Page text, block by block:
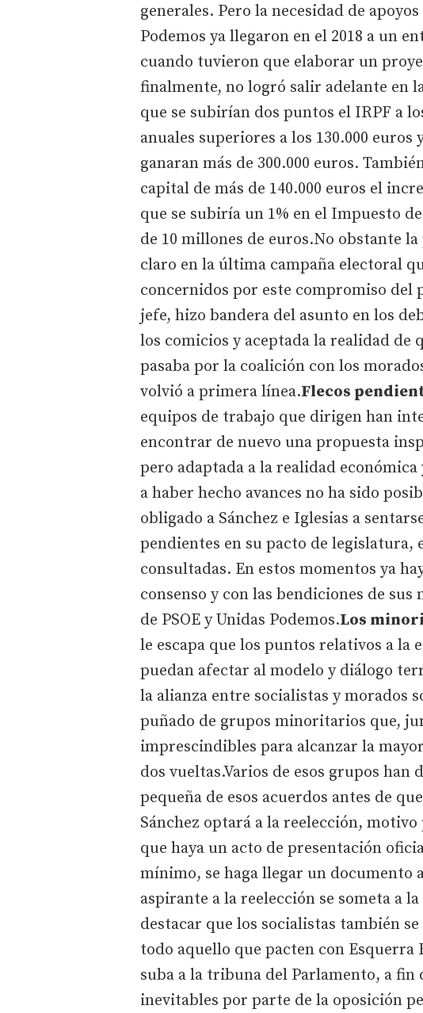
generales. Pero la necesidad de
Podemos ya llegaron en el 2018 a un
cuando tuvieron que elaborar un
finalmente, no logró salir adelante en
que se subirían dos puntos el IRPF a
anuales superiores a los 130.000
ganaran más de 300.000 euros.
capital de más de 140.000 euros el
que se subiría un 1% en el Impuesto
de 10 millones de euros.No obstante
claro en la última campaña electoral
concernidos por este compromiso del
jefe, hizo bandera del asunto en los
los comicios y aceptada la realidad de
pasaba por la coalición con los
volvió a primera línea.Flecos
equipos de trabajo que dirigen han
encontrar de nuevo una propuesta
pero adaptada a la realidad
a haber hecho avances no ha sido
obligado a Sánchez e Iglesias a
pendientes en su pacto de legislatura,
consultadas. En estos momentos ya
consenso y con las bendiciones de
de PSOE y Unidas Podemos.Los
le escapa que los puntos relativos a la
puedan afectar al modelo y diálogo
la alianza entre socialistas y morados
puñado de grupos minoritarios que,
imprescindibles para alcanzar la
dos vueltas.Varios de esos grupos han
pequeña de esos acuerdos antes de
Sánchez optará a la reelección,
que haya un acto de presentación
mínimo, se haga llegar un documento
aspirante a la reelección se someta a
destacar que los socialistas también
todo aquello que pacten con Esquerra
suba a la tribuna del Parlamento, a fin
inevitables por parte de la oposición